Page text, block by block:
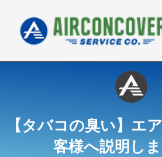
キ
【タバコの臭い】エ
客様へ説明し